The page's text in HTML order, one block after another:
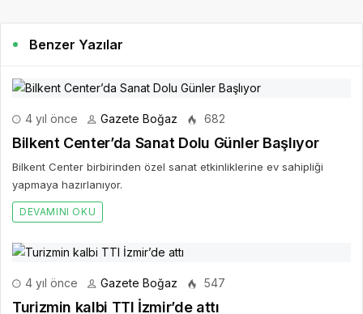
Benzer Yazılar
4 yıl önce Gazete Boğaz 682
Bilkent Center’da Sanat Dolu Günler Başlıyor
Bilkent Center birbirinden özel sanat etkinliklerine ev sahipliği
yapmaya hazırlanıyor.
DEVAMINI OKU
4 yıl önce Gazete Boğaz 547
Turizmin kalbi TTI İzmir’de attı